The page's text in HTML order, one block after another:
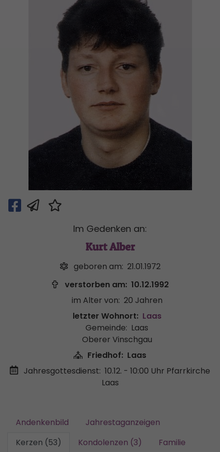
Im Gedenken an:
Kurt Alber
geboren am: 21.01.1972
verstorben am: 10.12.1992
im Alter von: 20 Jahren
letzter Wohnort: Laas
Gemeinde: Laas
Oberer Vinschgau
Friedhof: Laas
Jahresgottesdienst: 10.12. - 10:00 Uhr Pfarrkirche
Laas
Andenkenbild
Jahrestaganzeigen
Kerzen (53)
Kondolenzen (3) Familie